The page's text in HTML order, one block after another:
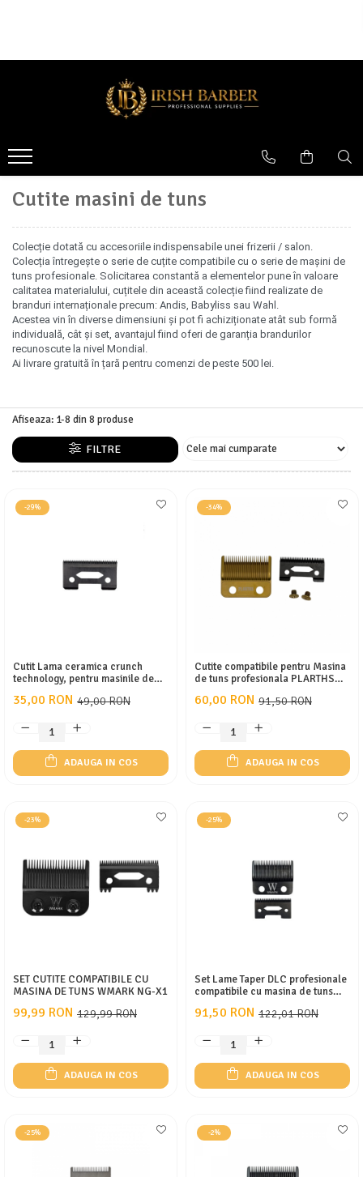
Cutite masini de tuns
Cutite masini de contur
MASINI DE CONTUR
Stand incarcare
SET MASINI DE TUNS SI CONTUR
APARATE DE TUNS ANIMALE
Cutite aparate de ras
Pulverizatoare
Cutite masini de tuns
Colecție dotată cu accesoriile indispensabile unei frizerii / salon.
Colecția întregește o serie de cuțite compatibile cu o serie de mașini de
tuns profesionale. Solicitarea constantă a elementelor pune în valoare
calitatea materialului, cuțitele din această colecție fiind realizate de
branduri internaționale precum: Andis, Babyliss sau Wahl.
Acestea vin în diverse dimensiuni și pot fi achiziționate atât sub formă
individuală, cât și set, avantajul fiind oferi de garanția brandurilor
recunoscute la nivel Mondial.
Ai livrare gratuită în țară pentru comenzi de peste 500 lei.
Afiseaza: 1-8 din8 produse
FILTRE
-29%
Cutit Lama ceramica crunch
technology, pentru masinile de
negru
49,00 RON
35,00 RON
ADAUGA IN COS
-34%
Cutite compatibile pentru Masina
de tuns profesionala PLARTHS
91,50 RON
60,00 RON
ADAUGA IN COS
-23%
SET CUTITE COMPATIBILE CU
MASINA DE TUNS WMARK NG-X1
129,99 RON
99,99 RON
ADAUGA IN COS
-25%
Set Lame Taper DLC profesionale
compatibile cu masina de tuns
g10, Wahl, Vgr, Wmark
122,01 RON
91,50 RON
ADAUGA IN COS
-25% -2%